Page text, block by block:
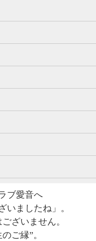
ブ愛音へ
いましたね」。
ざいません。
ご縁”。